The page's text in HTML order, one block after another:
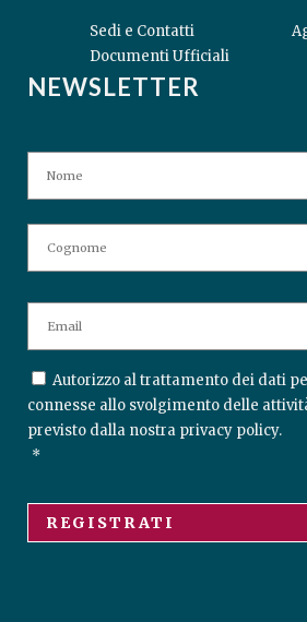
Sedi e Contatti
Documenti Ufficiali
NEWSLETTER
M
E
A
I
L
C
O
S
T
Autorizzo al trattamento dei dati
connesse allo svolgimento delle
previsto dalla nostra privacy policy.
*